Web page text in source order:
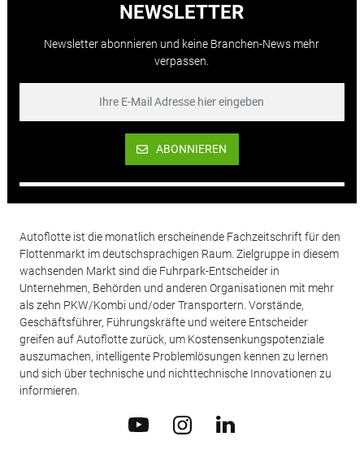
NEWSLETTER
Newsletter abonnieren und keine Branchen-News mehr
verpassen.
ABONNIEREN
Autoflotte ist die monatlich erscheinende Fachzeitschrift für den
Flottenmarkt im deutschsprachigen Raum. Zielgruppe in diesem
wachsenden Markt sind die Fuhrpark-Entscheider in
Unternehmen, Behörden und anderen Organisationen mit mehr
als zehn PKW/Kombi und/oder Transportern. Vorstände,
Geschäftsführer, Führungskräfte und weitere Entscheider
greifen auf Autoflotte zurück, um Kostensenkungspotenziale
auszumachen, intelligente Problemlösungen kennen zu lernen
und sich über technische und nichttechnische Innovationen zu
informieren.